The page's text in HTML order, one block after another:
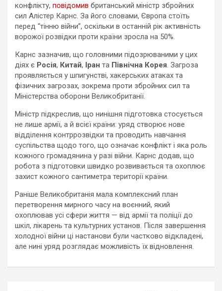
конфлікту, повідомив британський міністр збройних
сил Алістер Карнс. За його словами, Європа стоїть
перед “тінню війни”, оскільки в останній рік активність
ворожої розвідки проти країни зросла на 50%.
Карнс зазначив, що головними підозрюваними у цих
діях є Росія, Китай, Іран та Північна Корея. Загроза
проявляється у шпигунстві, хакерських атаках та
фізичних загрозах, зокрема проти збройних сил та
Міністерства оборони Великобританії.
Міністр підкреслив, що нинішня підготовка стосується
не лише армії, а й всієї країни: уряд створює нове
відділення контррозвідки та проводить навчання
суспільства щодо того, що означає конфлікт і яка роль
кожного громадянина у разі війни. Карнс додав, що
робота з підготовки швидко розвивається та охоплює
захист кожного сантиметра території країни.
Раніше Великобританія мала комплексний план
перетворення мирного часу на воєнний, який
охоплював усі сфери життя — від армії та поліції до
шкіл, лікарень та культурних установ. Після завершення
холодної війни ці настанови були частково відкладені,
але нині уряд розглядає можливість їх відновлення.